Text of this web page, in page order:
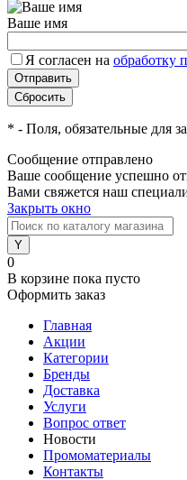
Ваше имя
Я согласен на обработку
* - Поля, обязательные для
Сообщение отправлено
Ваше сообщение успешно
Вами свяжется наш
Закрыть окно
0
В корзине пока пусто
Оформить заказ
Главная
Акции
Категории
Бренды
Доставка
Услуги
Вопрос ответ
Новости
Промоматериалы
Контакты